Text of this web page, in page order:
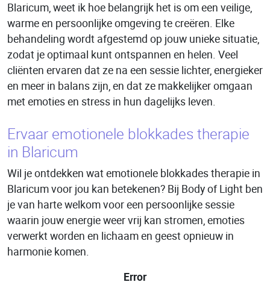
Blaricum, weet ik hoe belangrijk het is om een veilige,
warme en persoonlijke omgeving te creëren. Elke
behandeling wordt afgestemd op jouw unieke situatie,
zodat je optimaal kunt ontspannen en helen. Veel
cliënten ervaren dat ze na een sessie lichter, energieker
en meer in balans zijn, en dat ze makkelijker omgaan
met emoties en stress in hun dagelijks leven.
Ervaar emotionele blokkades therapie
in Blaricum
Wil je ontdekken wat emotionele blokkades therapie in
Blaricum voor jou kan betekenen? Bij Body of Light ben
je van harte welkom voor een persoonlijke sessie
waarin jouw energie weer vrij kan stromen, emoties
verwerkt worden en lichaam en geest opnieuw in
harmonie komen.
Error